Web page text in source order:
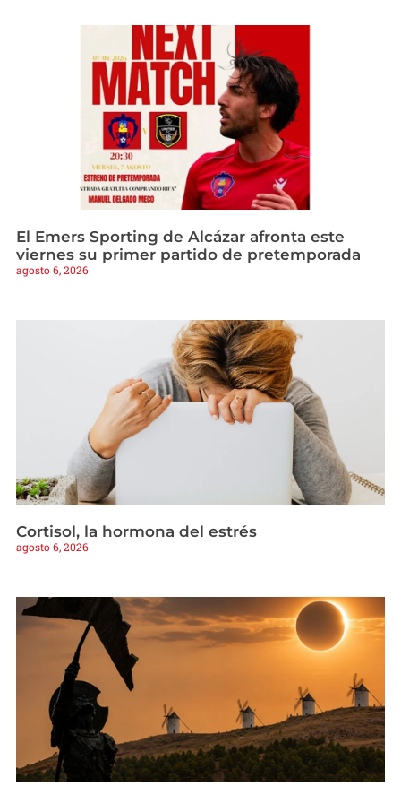
El Emers Sporting de Alcázar afronta este
viernes su primer partido de pretemporada
agosto 6, 2026
Cortisol, la hormona del estrés
agosto 6, 2026